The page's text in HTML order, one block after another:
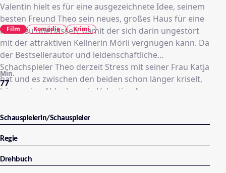
Valentin hielt es für eine ausgezeichnete Idee, seinem
besten Freund Theo sein neues, großes Haus für eine
Nacht zu überlassen, damit der sich darin ungestört
mit der attraktiven Kellnerin Mörli vergnügen kann. Da
der Bestsellerautor und leidenschaftliche
Schachspieler Theo derzeit Stress mit seiner Frau Katja
hat und es zwischen den beiden schon länger kriselt,
könne eine Ablenkung in Valentins Augen nur
erwartet
77
Min.
Film Komödie Krimi
Schauspielerin/Schauspieler
Regie
Drehbuch